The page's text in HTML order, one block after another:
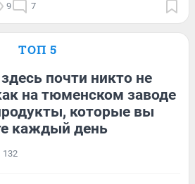
9 7
ТОП 5
почти никто не
на тюменском заводе
которые вы
каждый день
132